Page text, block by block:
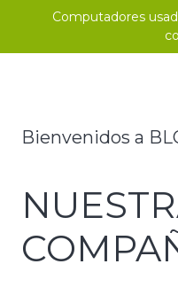
Computadores
Bienvenidos a